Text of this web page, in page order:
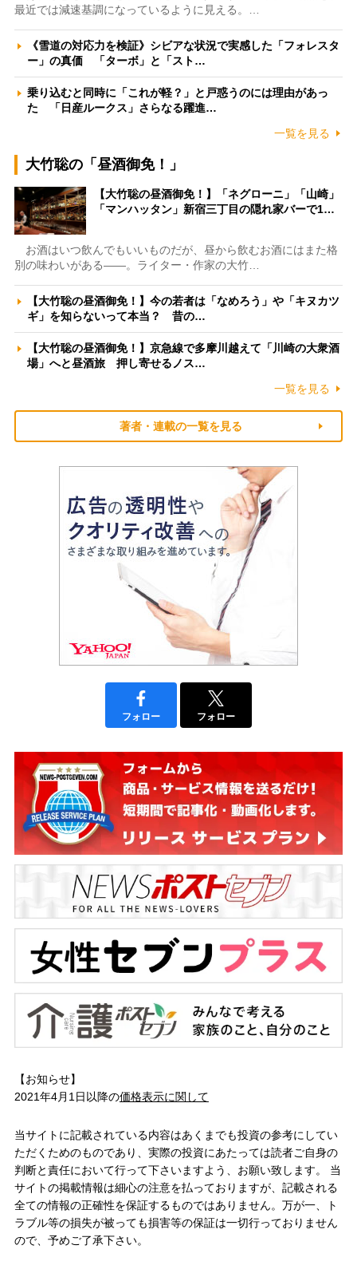
最近では減速基調になっているように見える。…
《雪道の対応力を検証》シビアな状況で実感した「フォレスタ
ー」の真価 「ターボ」と「スト…
乗り込むと同時に「これが軽？」と戸惑うのには理由があっ
た 「日産ルークス」さらなる躍進…
一覧を見る
大竹聡の「昼酒御免！」
【大竹聡の昼酒御免！】「ネグローニ」「山崎」
「マンハッタン」新宿三丁目の隠れ家バーで1…
お酒はいつ飲んでもいいものだが、昼から飲むお酒にはまた格
別の味わいがある――。ライター・作家の大竹…
【大竹聡の昼酒御免！】今の若者は「なめろう」や「キヌカツ
ギ」を知らないって本当？ 昔の…
【大竹聡の昼酒御免！】京急線で多摩川越えて「川崎の大衆酒
場」へと昼酒旅 押し寄せるノス…
一覧を見る
著者・連載の一覧を見る
フォロー フォロー
【お知らせ】
2021年4月1日以降の価格表示に関して
当サイトに記載されている内容はあくまでも投資の参考にしてい
ただくためのものであり、実際の投資にあたっては読者ご自身の
判断と責任において行って下さいますよう、お願い致します。 当
サイトの掲載情報は細心の注意を払っておりますが、記載される
全ての情報の正確性を保証するものではありません。万が一、ト
ラブル等の損失が被っても損害等の保証は一切行っておりません
ので、予めご了承下さい。